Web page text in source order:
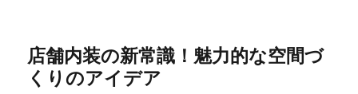
店舗内装の新常識！魅力的な空間づ
くりのアイデア